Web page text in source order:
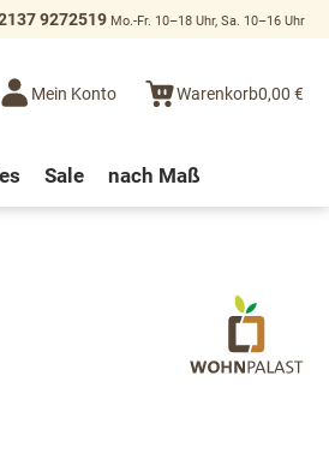
9272519 Mo.-Fr. 10–18 Uhr, Sa. 10–16 Uhr
Mein Konto Warenkorb0,00 €
Sale nach Maß